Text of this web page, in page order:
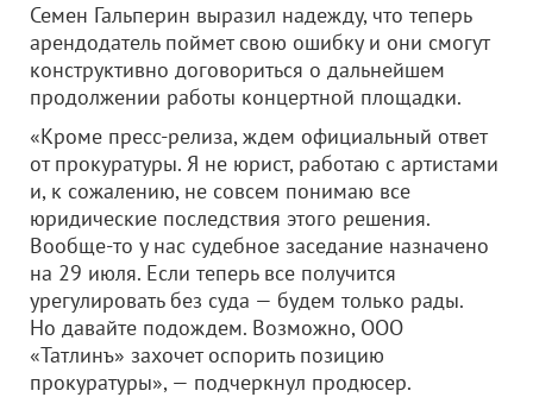
Семен Гальперин выразил надежду, что теперь
арендодатель поймет свою ошибку и они смогут
конструктивно договориться о дальнейшем
продолжении работы концертной площадки.
«Кроме пресс-релиза, ждем официальный ответ
от прокуратуры. Я не юрист, работаю с артистами
и, к сожалению, не совсем понимаю все
юридические последствия этого решения.
Вообще-то у нас судебное заседание назначено
на 29 июля. Если теперь все получится
урегулировать без суда — будем только рады.
Но давайте подождем. Возможно, ООО
«Татлинъ» захочет оспорить позицию
прокуратуры», — подчеркнул продюсер.